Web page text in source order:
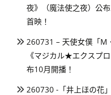
夜》（魔法使之夜）公
首映！
260731 – 天使女僕「M
《マジカル★エクスプ
布10月開播！
260730 -「井上ほの花